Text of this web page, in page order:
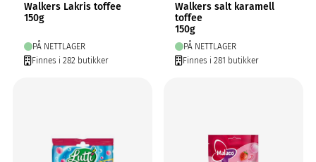
Walkers Lakris toffee
150g
PÅ NETTLAGER
Finnes i 282 butikker
Walkers salt karamell
toffee
150g
PÅ NETTLAGER
Finnes i 281 butikker